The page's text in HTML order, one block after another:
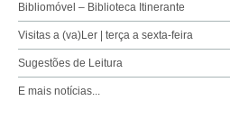
Bibliomóvel – Biblioteca Itinerante
Visitas a (va)Ler | terça a sexta-feira
Sugestões de Leitura
E mais notícias...